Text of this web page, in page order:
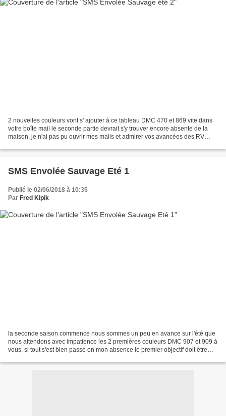
2 nouvelles couleurs vont s' ajouter à ce tableau DMC 470 et 869 vite dans
votre boîte mail le seconde partie devrait s'y trouver encore absente de la
maison, je n'ai pas pu ouvrir mes mails et admirer vos avancées des RV
SMS Envolée Sauvage Eté 1
Publié le 02/06/2018 à 10:35
Par Fred Kipik
la seconde saison commence nous sommes un peu en avance sur l'été que
nous attendons avec impatience les 2 premières couleurs DMC 907 et 909 à
vous, si tout s'est bien passé en mon absence le premier objectif doit être